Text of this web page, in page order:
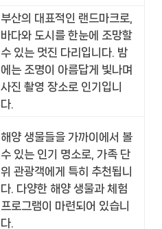
부산의 대표적인 랜드마크로,
바다와 도시를 한눈에 조망할
수 있는 멋진 다리입니다. 밤
에는 조명이 아름답게 빛나며
사진 촬영 장소로 인기입니
다.
해양 생물들을 가까이에서 볼
수 있는 인기 명소로, 가족 단
위 관광객에게 특히 추천됩니
다. 다양한 해양 생물과 체험
프로그램이 마련되어 있습니
다.